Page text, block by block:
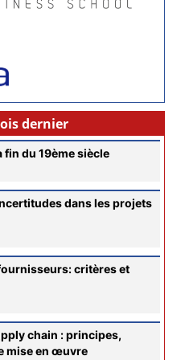
dernier
fin du 19ème siècle
dans les projets
critères et
chain : principes,
mise en œuvre